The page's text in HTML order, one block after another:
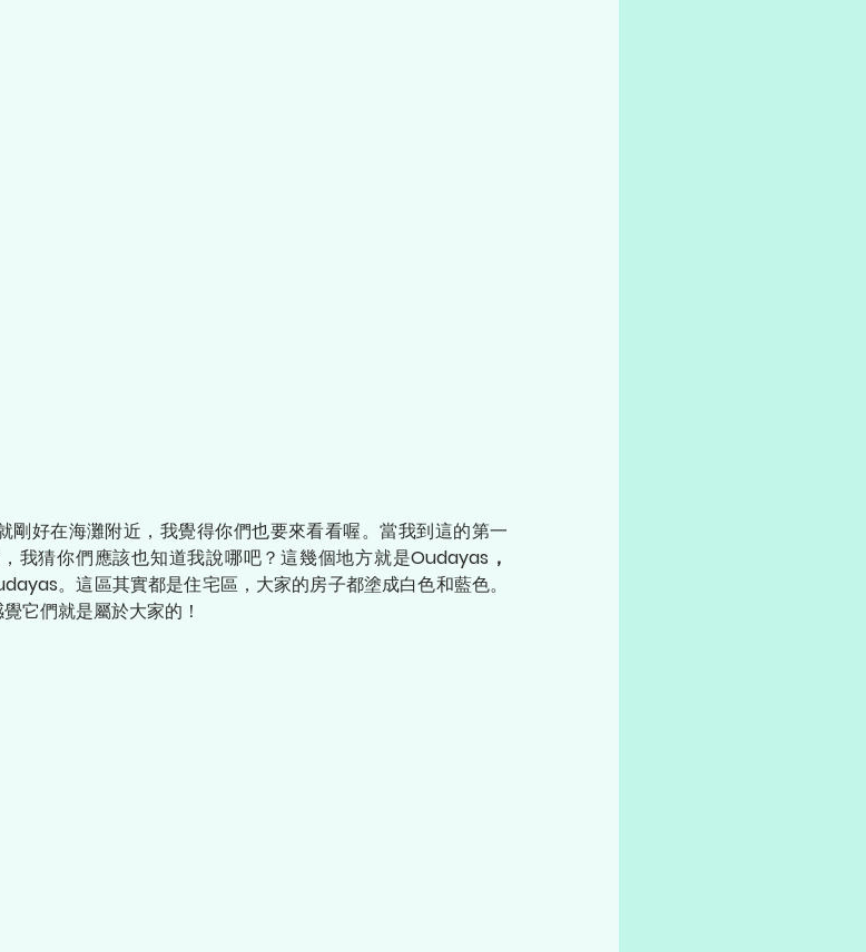
剛好在海灘附近，我覺得你們也要來看看喔。當我到這的第一
我猜你們應該也知道我說哪吧？這幾個地方就是Oudayas，
。這區其實都是住宅區，大家的房子都塗成白色和藍色。
它們就是屬於大家的！